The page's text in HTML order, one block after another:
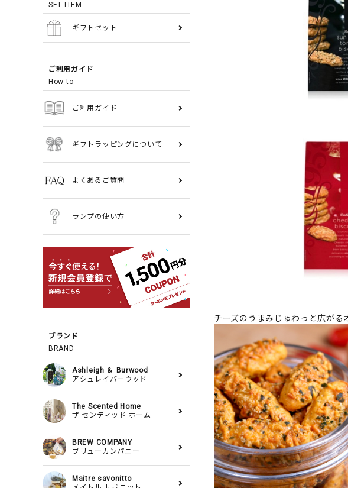
チーズのうまみじゅわっと広がる
SET ITEM
ギフトセット
ご利用ガイド
How to
ご利用ガイド
ギフトラッピングについて
よくあるご質問
ランプの使い方
ブランド
BRAND
Ashleigh ＆ Burwood
アシュレイバーウッド
The Scented Home
ザ センティッド ホーム
BREW COMPANY
ブリューカンパニー
Maitre savonitto